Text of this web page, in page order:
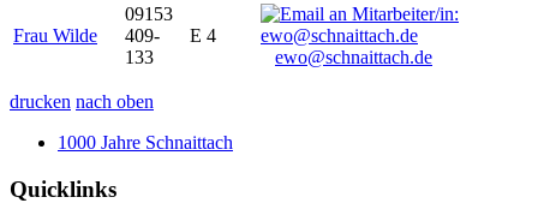
Frau Wilde
09153
409-
133
E 4
ewo@schnaittach.de
drucken nach oben
1000 Jahre Schnaittach
Quicklinks